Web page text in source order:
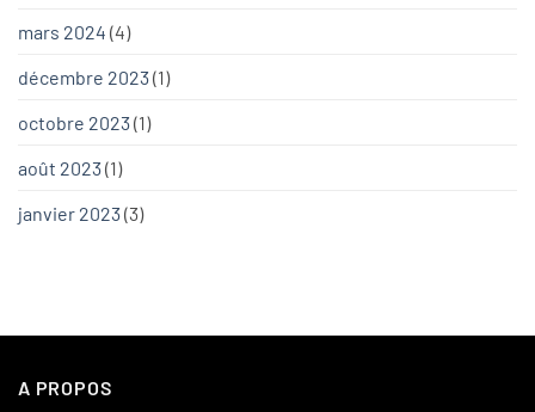
mars 2024 (4)
décembre 2023(1)
octobre 2023(1)
août 2023(1)
janvier 2023(3)
A PROPOS